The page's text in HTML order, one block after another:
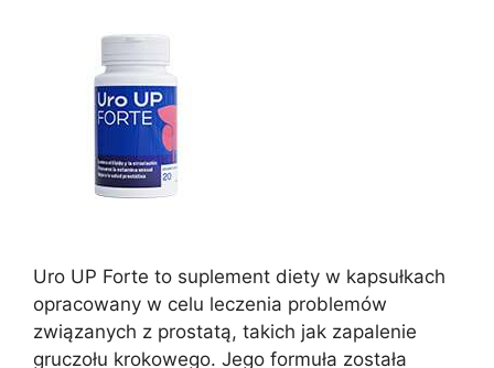
Uro UP Forte to suplement diety w kapsułkach
opracowany w celu leczenia problemów
związanych z prostatą, takich jak zapalenie
gruczołu krokowego. Jego formuła została